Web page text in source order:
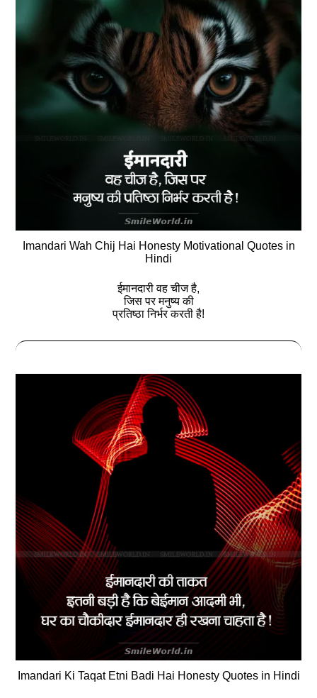
Imandari Wah Chij Hai Honesty Motivational Quotes in
Hindi
ईमानदारी वह चीज है,
जिस पर मनुष्‍य की
प्रतिष्‍ठा निर्भर करती है!
Imandari Ki Taqat Etni Badi Hai Honesty Quotes in Hindi